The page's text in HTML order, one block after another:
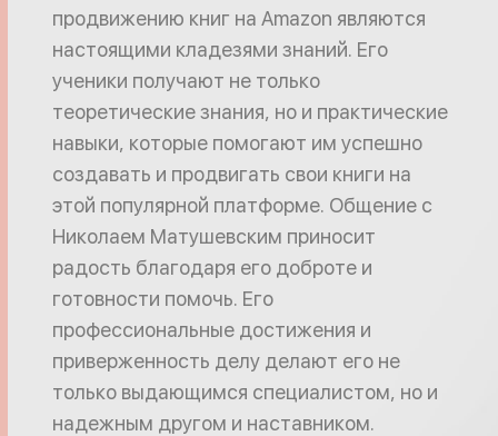
продвижению книг на Amazon являются
настоящими кладезями знаний. Его
ученики получают не только
теоретические знания, но и практические
навыки, которые помогают им успешно
создавать и продвигать свои книги на
этой популярной платформе. Общение с
Николаем Матушевским приносит
радость благодаря его доброте и
готовности помочь. Его
профессиональные достижения и
приверженность делу делают его не
только выдающимся специалистом, но и
надежным другом и наставником.